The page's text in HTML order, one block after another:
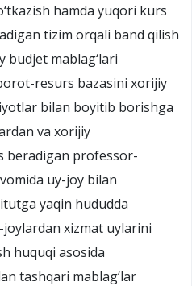
hamda yuqori kurs
tizim orqali band qilish
budjet mablag‘lari
resurs bazasini xorijiy
bilan boyitib borishga
va xorijiy
beradigan professor-
uy-joy bilan
yaqin hududda
joylardan xizmat uylarini
huquqi asosida
tashqari mablag‘lar